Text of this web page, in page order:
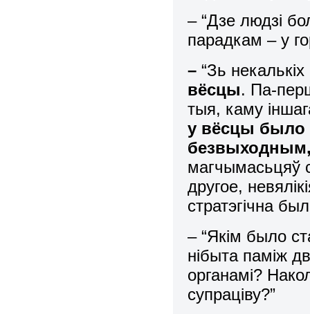
– “Дзе людзі
парадкам – у
–“Зь
вёсцы. Па-
тыя, каму
у вёсцы было
магчымасьцяў
другое,
стратэгічна
– “Якім было
нібыта паміж
органамі?
супраціву?”